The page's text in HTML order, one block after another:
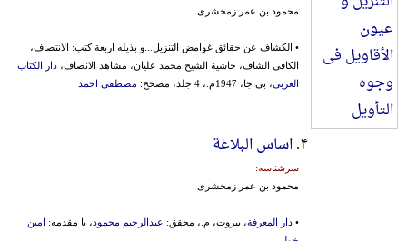
محمود بن عمر زمخشری
• الکشاف عن حقائق غوامض التنزیل...و بذیله اربعة کتب: الانتصاف،
الکافی الشاف، حاشیة الشیخ محمد علیان، مشاهد الانصاف، دار الکتاب
العربی، بی جا، 1947م.، 4 جلد، مصحح: مصطفی احمد
۴. اساس البلاغة
سرشناسه:
محمود بن عمر زمخشری
• دار المعرفة، بیروت، م.، محقق: عبدالرحیم محمود ، با مقدمه: امین